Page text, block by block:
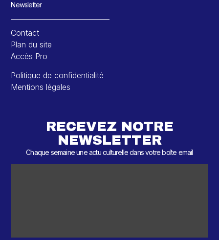
Newsletter
Contact
Plan du site
Accès Pro
Politique de confidentialité
Mentions légales
RECEVEZ NOTRE
NEWSLETTER
Chaque semaine une actu culturelle dans votre boîte email